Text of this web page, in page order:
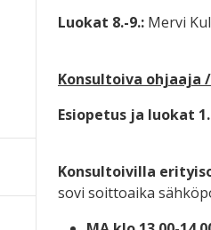
Luokat 8.-9.: Mervi
Konsultoiva ohjaaja
Esiopetus ja luokat
Konsultoivilla
sovi soittoaika